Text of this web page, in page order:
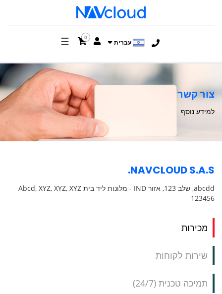
עברית
0
☰
צור קשר
למידע נוסף
NAVCLOUD S.A.S.
abcdd, שלב 123, אזור IND - מלונות ליד בית Abcd, XYZ, XYZ, XYZ
123456
מכירות
שירות לקוחות
תמיכה טכנית (24/7)